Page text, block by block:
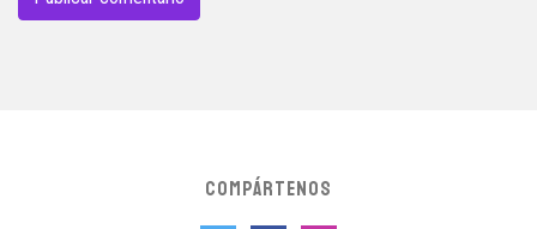
COMPÁRTENOS